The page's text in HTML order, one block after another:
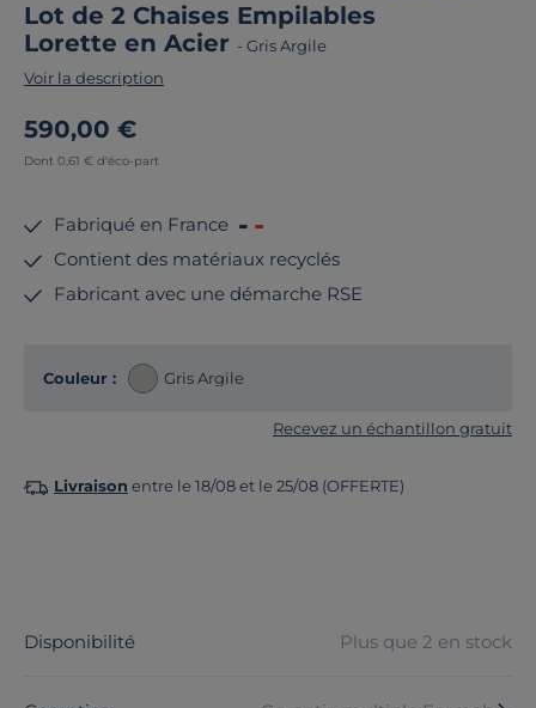
Lot de 2 Chaises Empilables
Lorette en Acier - Gris Argile
Voir la description
590,00 €
Dont 0,61 € d'éco-part
Fabriqué en France
Contient des matériaux recyclés
Fabricant avec une démarche RSE
Couleur : Gris Argile
Recevez un échantillon gratuit
Livraison entre le 18/08 et le 25/08 (OFFERTE)
Disponibilité Plus que 2 en stock